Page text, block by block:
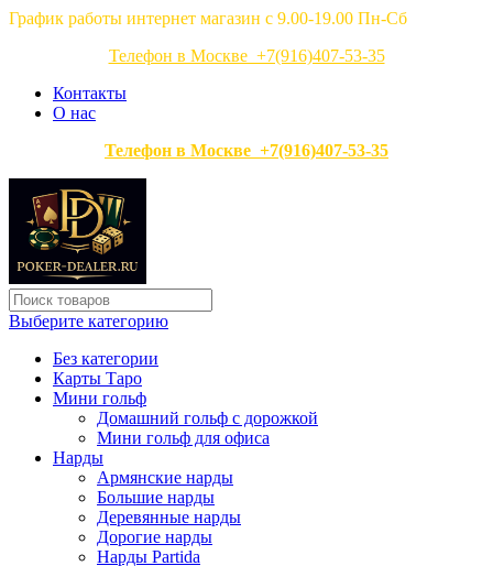
График работы интернет магазин с 9.00-19.00 Пн-Сб
Телефон в Москве +7(916)407-53-35
Контакты
О нас
Телефон в Москве +7(916)407-53-35
Выберите категорию
Без категории
Карты Таро
Мини гольф
Домашний гольф с дорожкой
Мини гольф для офиса
Нарды
Армянские нарды
Большие нарды
Деревянные нарды
Дорогие нарды
Нарды Partida